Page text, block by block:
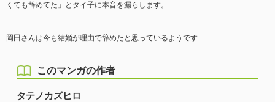
くても辞めてた」とタイ子に本音を漏らします。
岡田さんは今も結婚が理由で辞めたと思っているようです……
このマンガの作者
タテノカズヒロ